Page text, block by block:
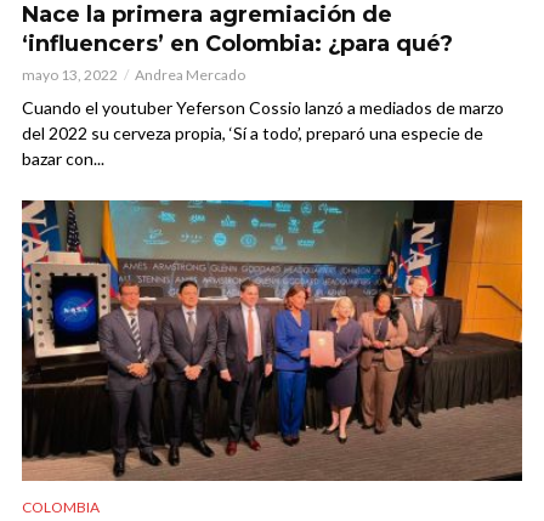
Nace la primera agremiación de
‘influencers’ en Colombia: ¿para qué?
mayo 13, 2022 Andrea Mercado
Cuando el youtuber Yeferson Cossio lanzó a mediados de marzo
del 2022 su cerveza propia, ‘Sí a todo’, preparó una especie de
bazar con...
COLOMBIA